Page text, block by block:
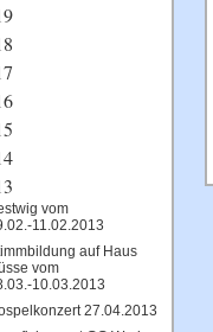
vom
11.02.2013
auf Haus
vom
10.03.2013
27.04.2013